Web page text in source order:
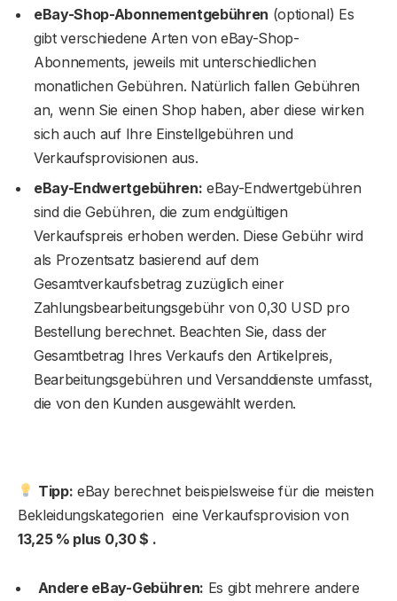
eBay-Shop-Abonnementgebühren (optional) Es
gibt verschiedene Arten von eBay-Shop-
Abonnements, jeweils mit unterschiedlichen
monatlichen Gebühren. Natürlich fallen Gebühren
an, wenn Sie einen Shop haben, aber diese wirken
sich auch auf Ihre Einstellgebühren und
Verkaufsprovisionen aus.
eBay-Endwertgebühren: eBay-Endwertgebühren
sind die Gebühren, die zum endgültigen
Verkaufspreis erhoben werden. Diese Gebühr wird
als Prozentsatz basierend auf dem
Gesamtverkaufsbetrag zuzüglich einer
Zahlungsbearbeitungsgebühr von 0,30 USD pro
Bestellung berechnet. Beachten Sie, dass der
Gesamtbetrag Ihres Verkaufs den Artikelpreis,
Bearbeitungsgebühren und Versanddienste umfasst,
die von den Kunden ausgewählt werden.
Tipp: eBay berechnet beispielsweise für die meisten
Bekleidungskategorien eine Verkaufsprovision von
13,25 % plus 0,30 $ .
Andere eBay-Gebühren: Es gibt mehrere andere